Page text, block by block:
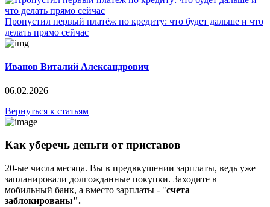
Пропустил первый платёж по кредиту: что будет дальше и что
делать прямо сейчас
Иванов Виталий Александрович
06.02.2026
Вернуться к статьям
Как уберечь деньги от приставов
20-ые числа месяца. Вы в предвкушении зарплаты, ведь уже
запланировали долгожданные покупки. Заходите в
мобильный банк, а вместо зарплаты - "счета
заблокированы".